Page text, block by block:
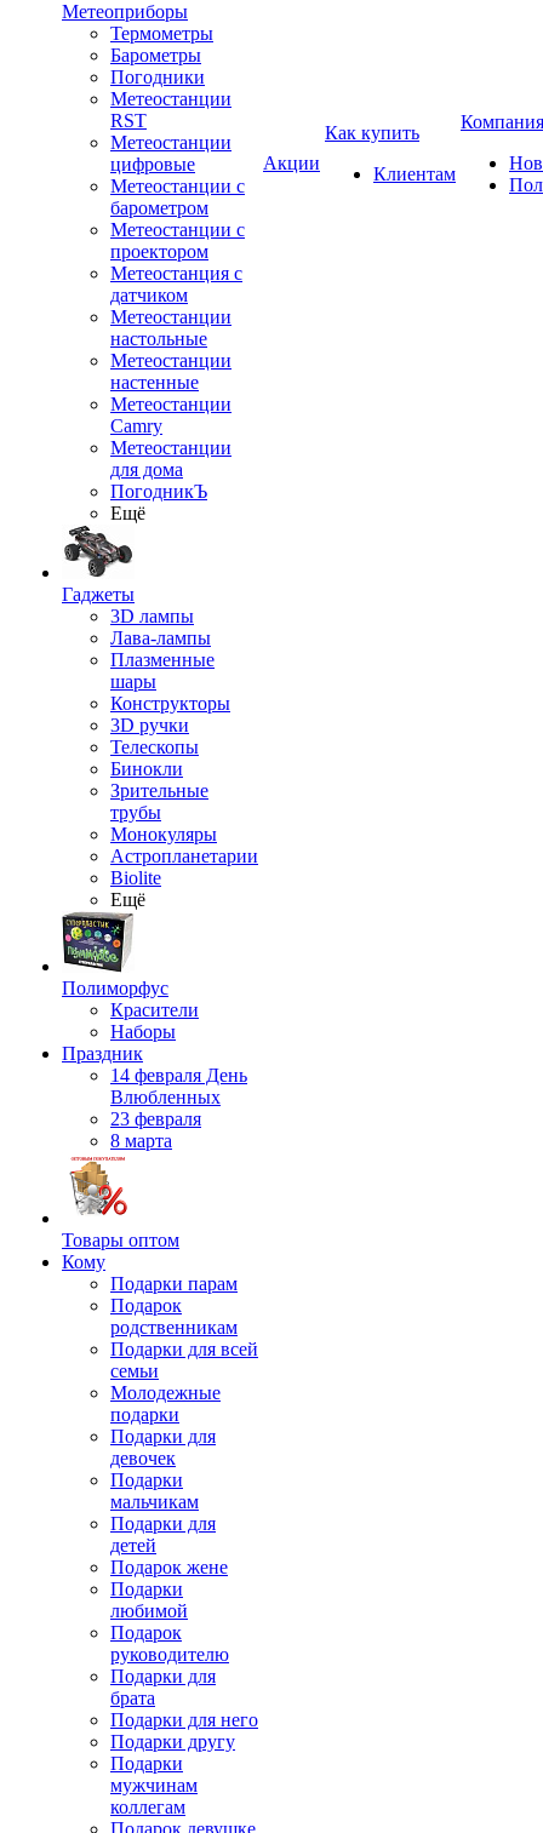
Метеоприборы
Термометры
Барометры
Погодники
Метеостанции
RST
Метеостанции
цифровые
Метеостанции с
барометром
Метеостанции с
проектором
Метеостанция с
датчиком
Метеостанции
настольные
Метеостанции
настенные
Метеостанции
Camry
Метеостанции
для дома
ПогодникЪ
Ещё
Гаджеты
3D лампы
Лава-лампы
Плазменные
шары
Конструкторы
3D ручки
Телескопы
Бинокли
Зрительные
трубы
Монокуляры
Астропланетарии
Biolite
Ещё
Полиморфус
Красители
Наборы
Праздник
14 февраля День
Влюбленных
23 февраля
8 марта
Товары оптом
Кому
Подарки парам
Подарок
родственникам
Подарки для всей
семьи
Молодежные
подарки
Подарки для
девочек
Подарки
мальчикам
Подарки для
детей
Подарок жене
Подарки
любимой
Подарок
руководителю
Подарки для
брата
Подарки для него
Подарки другу
Подарки
мужчинам
коллегам
Подарок девушке
Акции
Как купить
Клиентам
Компания